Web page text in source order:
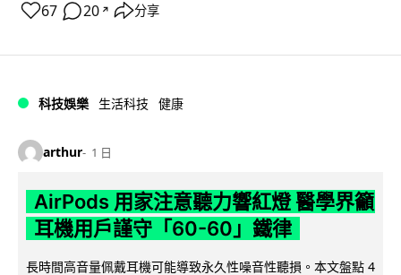
67 20 ↗ 分享
科技娛樂 生活科技 健康
arthur 1 日
AirPods 用家注意聽力響紅燈 醫學界籲
耳機用戶謹守「60-60」鐵律
長時間高音量佩戴耳機可能導致永久性噪音性聽損。本文盤點 4